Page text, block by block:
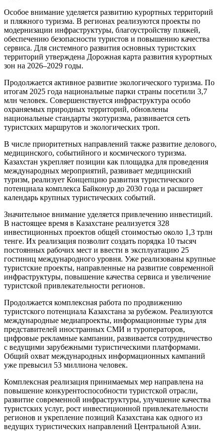
Особое внимание уделяется развитию курортных территорий
и пляжного туризма. В регионах реализуются проекты по
модернизации инфраструктуры, благоустройству пляжей,
обеспечению безопасности туристов и повышению качества
сервиса. Для системного развития основных туристских
территорий утверждена Дорожная карта развития курортных
зон на 2026–2029 годы.
Продолжается активное развитие экологического туризма. По
итогам 2025 года национальные парки страны посетили 3,7
млн человек. Совершенствуется инфраструктура особо
охраняемых природных территорий, обновлены
национальные стандарты экотуризма, развивается сеть
туристских маршрутов и экологических троп.
В числе приоритетных направлений также развитие делового,
медицинского, событийного и космического туризма.
Казахстан укрепляет позиции как площадка для проведения
международных мероприятий, развивает медицинский
туризм, реализует Концепцию развития туристического
потенциала комплекса Байконур до 2030 года и расширяет
календарь крупных туристических событий.
Значительное внимание уделяется привлечению инвестиций.
В настоящее время в Казахстане реализуется 328
инвестиционных проектов общей стоимостью около 1,3 трлн
тенге. Их реализация позволит создать порядка 10 тысяч
постоянных рабочих мест и ввести в эксплуатацию 25
гостиниц международного уровня. Уже реализованы крупные
туристские проекты, направленные на развитие современной
инфраструктуры, повышение качества сервиса и увеличение
туристской привлекательности регионов.
Продолжается комплексная работа по продвижению
туристского потенциала Казахстана за рубежом. Реализуются
международные медиапроекты, информационные туры для
представителей иностранных СМИ и туроператоров,
цифровые рекламные кампании, развивается сотрудничество
с ведущими зарубежными туристическими платформами.
Общий охват международных информационных кампаний
уже превысил 53 миллиона человек.
Комплексная реализация принимаемых мер направлена на
повышение конкурентоспособности туристской отрасли,
развитие современной инфраструктуры, улучшение качества
туристских услуг, рост инвестиционной привлекательности
регионов и укрепление позиций Казахстана как одного из
ведущих туристических направлений Центральной Азии.